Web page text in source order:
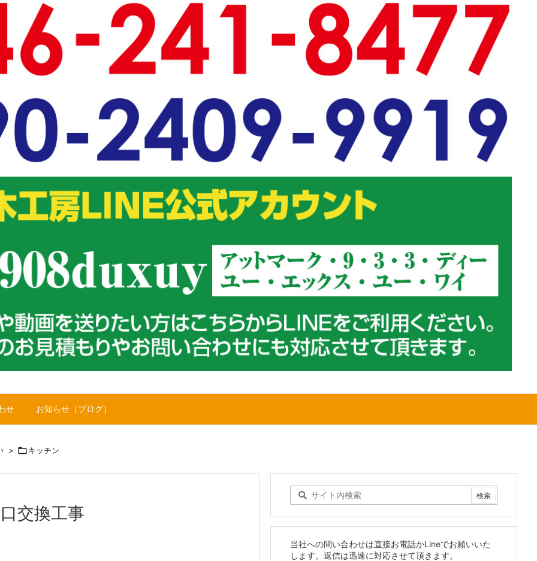
せ お知らせ（ブログ）
> キッチン
交換工事
当社への問い合わせは直接お電話かLineでお願いいた
します。返信は迅速に対応させて頂きます。